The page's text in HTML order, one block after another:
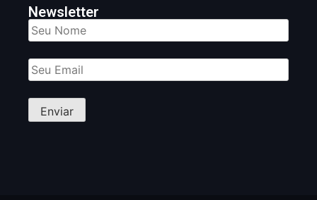
Newsletter